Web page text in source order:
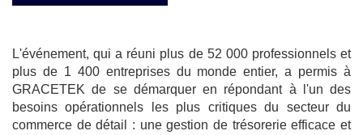
L'événement, qui a réuni plus de 52 000 professionnels et
plus de 1 400 entreprises du monde entier, a permis à
GRACETEK de se démarquer en répondant à l'un des
besoins opérationnels les plus critiques du secteur du
commerce de détail : une gestion de trésorerie efficace et